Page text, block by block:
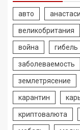
авто
великобритания
война гибель
заболеваемость
землетрясение
карантин
криптовалюта